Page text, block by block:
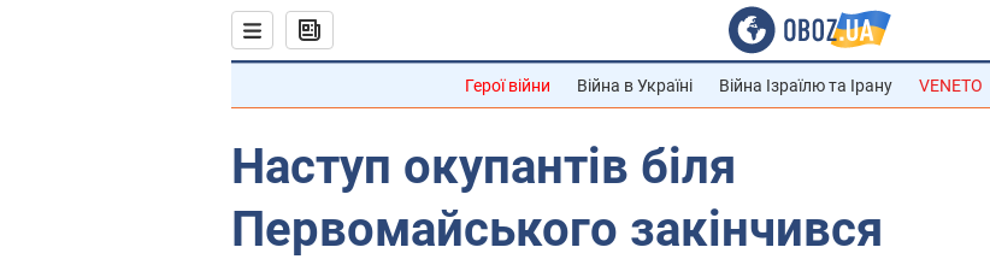
Герої війни Війна в Україні Війна Ізраїлю та Ірану VENETO
Наступ окупантів біля
Первомайського закінчився